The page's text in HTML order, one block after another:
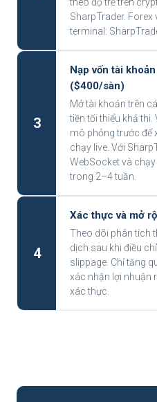
SharpTrader.
terminal:
3
Nạp vốn tài
($400/sàn)
Mở tài khoản trên
tiền tối thiểu khả thi.
mô phỏng trước để
chạy live. Với
WebSocket và
trong 2–4 tuần.
4
Xác thực và mở
Theo dõi phân tích
dịch sau khi điều
slippage. Chỉ tăng
xác nhận lợi nhuận
xác thực.